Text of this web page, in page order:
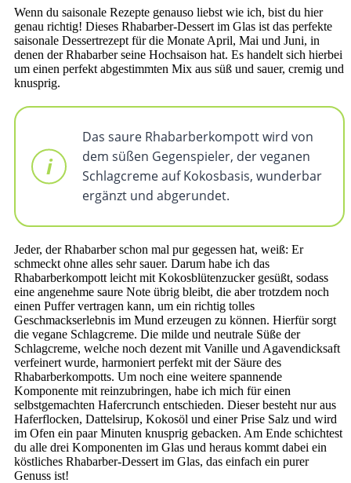
Wenn du saisonale Rezepte genauso liebst wie ich, bist du hier
genau richtig! Dieses Rhabarber-Dessert im Glas ist das perfekte
saisonale Dessertrezept für die Monate April, Mai und Juni, in
denen der Rhabarber seine Hochsaison hat. Es handelt sich hierbei
um einen perfekt abgestimmten Mix aus süß und sauer, cremig und
knusprig.
Das saure Rhabarberkompott wird von
dem süßen Gegenspieler, der veganen
Schlagcreme auf Kokosbasis, wunderbar
ergänzt und abgerundet.
Jeder, der Rhabarber schon mal pur gegessen hat, weiß: Er
schmeckt ohne alles sehr sauer. Darum habe ich das
Rhabarberkompott leicht mit Kokosblütenzucker gesüßt, sodass
eine angenehme saure Note übrig bleibt, die aber trotzdem noch
einen Puffer vertragen kann, um ein richtig tolles
Geschmackserlebnis im Mund erzeugen zu können. Hierfür sorgt
die vegane Schlagcreme. Die milde und neutrale Süße der
Schlagcreme, welche noch dezent mit Vanille und Agavendicksaft
verfeinert wurde, harmoniert perfekt mit der Säure des
Rhabarberkompotts. Um noch eine weitere spannende
Komponente mit reinzubringen, habe ich mich für einen
selbstgemachten Hafercrunch entschieden. Dieser besteht nur aus
Haferflocken, Dattelsirup, Kokosöl und einer Prise Salz und wird
im Ofen ein paar Minuten knusprig gebacken. Am Ende schichtest
du alle drei Komponenten im Glas und heraus kommt dabei ein
köstliches Rhabarber-Dessert im Glas, das einfach ein purer
Genuss ist!